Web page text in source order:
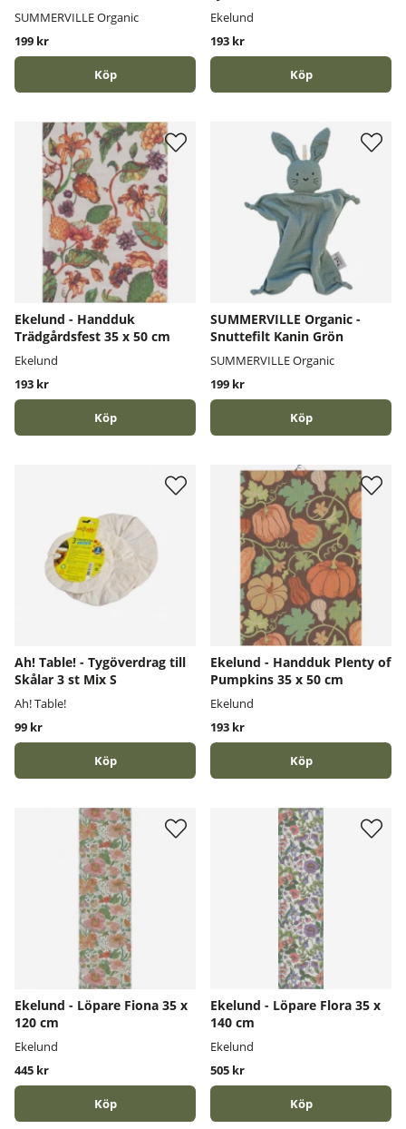
SUMMERVILLE Organic
199 kr
Köp
Ekelund
193 kr
Köp
Ekelund - Handduk
Trädgårdsfest 35 x 50 cm
Ekelund
193 kr
Köp
SUMMERVILLE Organic -
Snuttefilt Kanin Grön
SUMMERVILLE Organic
199 kr
Köp
Ah! Table! - Tygöverdrag till
Skålar 3 st Mix S
Ah! Table!
99 kr
Köp
Ekelund - Handduk Plenty of
Pumpkins 35 x 50 cm
Ekelund
193 kr
Köp
Ekelund - Löpare Fiona 35 x
120 cm
Ekelund
445 kr
Köp
Ekelund - Löpare Flora 35 x
140 cm
Ekelund
505 kr
Köp